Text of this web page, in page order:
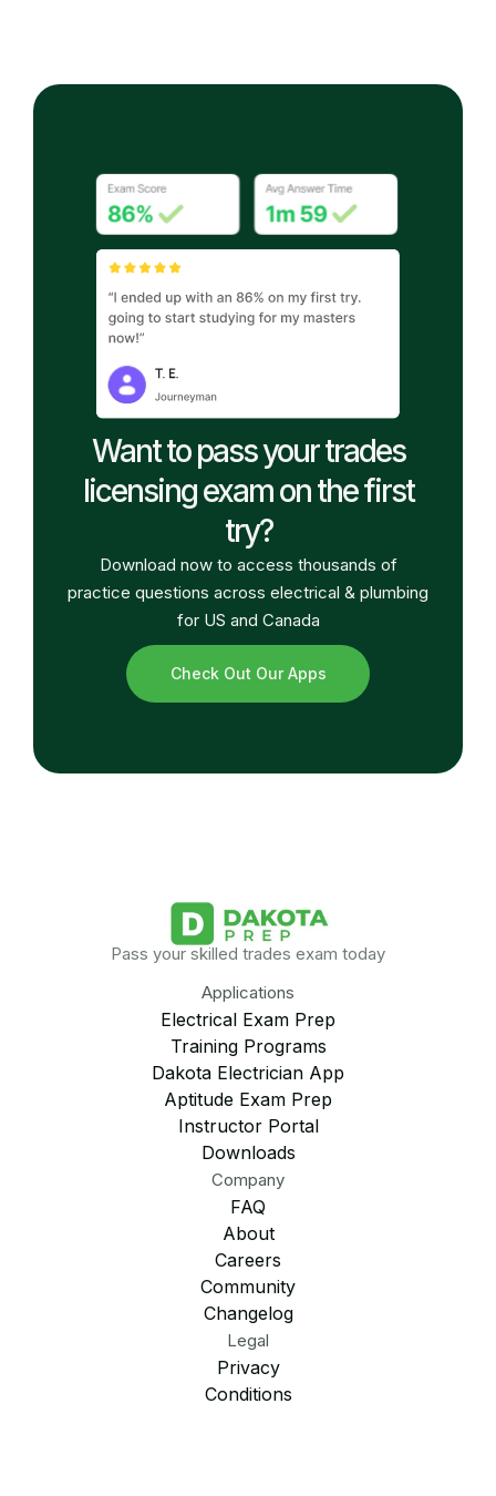
Want to pass your trades
licensing exam on the first
try?
Download now to access thousands of
practice questions across electrical & plumbing
for US and Canada
Check Out Our Apps
Pass your skilled trades exam today
Applications
Electrical Exam Prep
Training Programs
Dakota Electrician App
Aptitude Exam Prep
Instructor Portal
Downloads
Company
FAQ
About
Careers
Community
Changelog
Legal
Privacy
Conditions